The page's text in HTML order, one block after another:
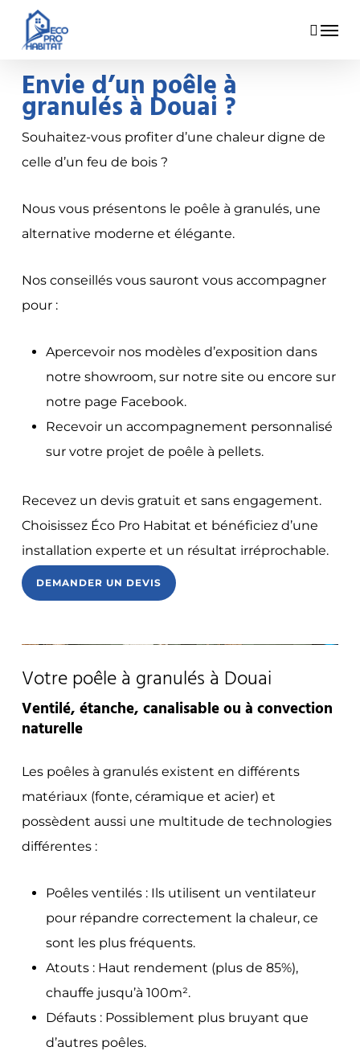
content
Menu
Envie d’un poêle à
granulés à Douai ?
Souhaitez-vous profiter d’une chaleur digne de
celle d’un feu de bois ?
Nous vous présentons le poêle à granulés, une
alternative moderne et élégante.
Nos conseillés vous sauront vous accompagner
pour :
Apercevoir nos modèles d’exposition dans
notre showroom, sur notre site ou encore sur
notre page Facebook.
Recevoir un accompagnement personnalisé
sur votre projet de poêle à pellets.
Recevez un devis gratuit et sans engagement.
Choisissez Éco Pro Habitat et bénéficiez d’une
installation experte et un résultat irréprochable.
DEMANDER UN DEVIS
Votre poêle à granulés à Douai
Ventilé, étanche, canalisable ou à convection
naturelle
Les poêles à granulés existent en différents
matériaux (fonte, céramique et acier) et
possèdent aussi une multitude de technologies
différentes :
Poêles ventilés : Ils utilisent un ventilateur
pour répandre correctement la chaleur, ce
sont les plus fréquents.
Atouts : Haut rendement (plus de 85%),
chauffe jusqu’à 100m².
Défauts : Possiblement plus bruyant que
d’autres poêles.